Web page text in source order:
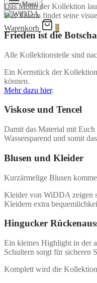
Menü
Warenkorb
Das Motto der Kollektion
Das Thema findet seine
Frieden ist die
Alle Kollektionsteile sind
Ein Kernstück der
können.
Mehr dazu hier.
Viskose und Tencel
Damit das Material mit
Wassersparend und somit
Blusen und Kleider
Kurzärmelige Blusen
Kleider von WiDDA zeigen
Kleidern extra
Hingucker
Ein kleines Highlight in der
Schultern sorgt für sicheren
Komplett wird die Kollektion